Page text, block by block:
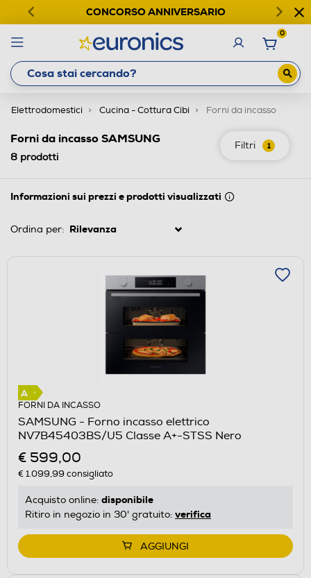
CONCORSO ANNIVERSARIO
0
Elettrodomestici Cucina - Cottura Cibi Forni da incasso
Filtri 1
Forni da incasso SAMSUNG
8 prodotti
Informazioni sui prezzi e prodotti visualizzati
Ordina per:
FORNI DA INCASSO
SAMSUNG - Forno incasso elettrico
NV7B45403BS/U5 Classe A+-STSS Nero
€ 599,00
€ 1.099,99 consigliato
Acquisto online: disponibile
Ritiro in negozio in 30' gratuito: verifica
AGGIUNGI